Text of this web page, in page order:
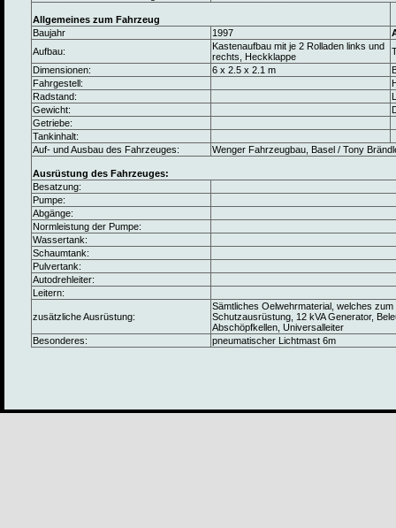
Allgemeines zum Fahrzeug
Baujahr
1997
Aufbau:
Kastenaufbau mit je 2 Rolladen links und
rechts, Heckklappe
Dimensionen:
6 x 2.5 x 2.1 m
Fahrgestell:
Radstand:
Gewicht:
Getriebe:
Tankinhalt:
Auf- und Ausbau des Fahrzeuges:
Wenger Fahrzeugbau, Basel / Tony
Ausrüstung des Fahrzeuges:
Besatzung:
Pumpe:
Abgänge:
Normleistung der Pumpe:
Wassertank:
Schaumtank:
Pulvertank:
Autodrehleiter:
Leitern:
zusätzliche Ausrüstung:
Sämtliches Oelwehrmaterial, welches
Schutzausrüstung, 12 kVA Generator,
Abschöpfkellen, Universalleiter
Besonderes:
pneumatischer Lichtmast 6m